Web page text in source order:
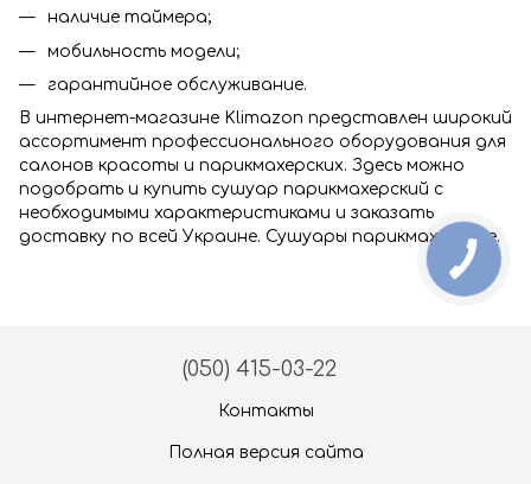
наличие таймера;
мобильность модели;
гарантийное обслуживание.
В интернет-магазине Klimazon представлен широкий
ассортимент профессионального оборудования для
салонов красоты и парикмахерских. Здесь можно
подобрать и купить сушуар парикмахерский с
необходимыми характеристиками и заказать
доставку по всей Украине. Сушуары парикмахерские.
(050) 415-03-22
Контакты
Полная версия сайта